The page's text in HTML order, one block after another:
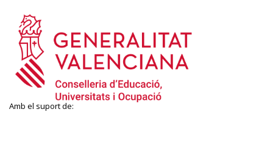
Amb el suport de: